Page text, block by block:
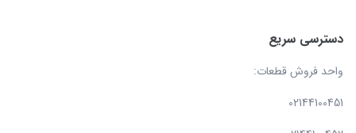
دسترسی سریع
واحد فروش قطعات:
02144100451